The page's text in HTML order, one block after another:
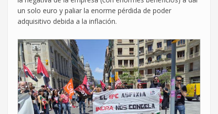
un solo euro y paliar la enorme pérdida de poder
adquisitivo debida a la inflación.